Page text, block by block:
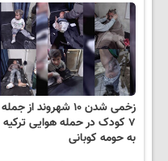
زخمی شدن ۱۰ شهروند از جمله
۷ کودک در حمله هوایی ترکیه
به حومه کوبانی